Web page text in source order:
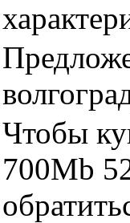
Чтобы
700Mb